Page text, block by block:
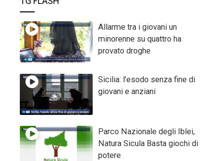
Allarme tra i giovani un
minorenne su quattro ha
provato droghe
Sicilia: l’esodo senza fine di
giovani e anziani
Parco Nazionale degli Iblei,
Natura Sicula Basta giochi di
potere